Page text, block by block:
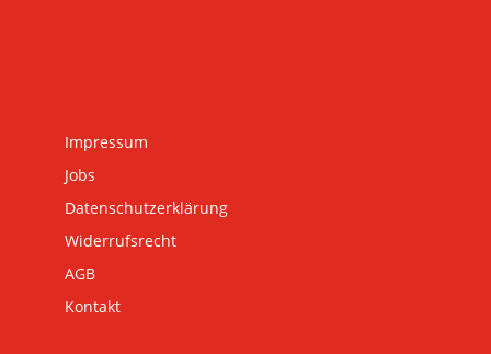
Impressum
Jobs
Datenschutzerklärung
Widerrufsrecht
AGB
Kontakt